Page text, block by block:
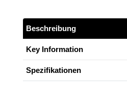
Beschreibung
Key Information
Spezifikationen